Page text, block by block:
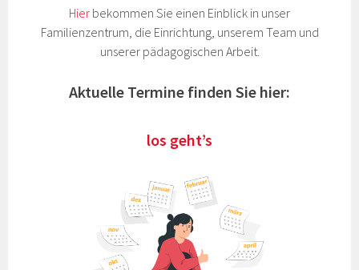
Hier bekommen Sie einen Einblick in unser
Familienzentrum, die Einrichtung, unserem Team und
unserer pädagogischen Arbeit.
Aktuelle Termine finden Sie hier:
los geht’s